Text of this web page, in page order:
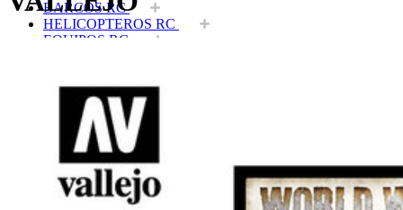
BARCOS RC
HELICOPTEROS RC
EQUIPOS RC
FILAMENTO IMPRESORA 3D
MOTORES Y ACCESORIOS
CURSOS Y TALLERES
ACCESORIOS, HERRAMIENTAS, PINTURAS,
MATERIALES
MAQUETAS ESTÁTICAS Y COLECCIÓN
ROBOTICA Y GADGETS ELECTRÓNICOS
SLOT Y SCALEXTRIC